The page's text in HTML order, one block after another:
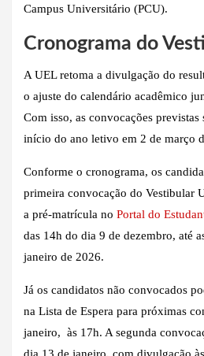
Campus Universitário (PCU).
Cronograma do
A UEL retoma a divulgação do
o ajuste do calendário acadêmico
Com isso, as convocações
início do ano letivo em 2 de março
Conforme o cronograma, os
primeira convocação do Vestibular
a pré-matrícula no Portal do
das 14h do dia 9 de dezembro, até
janeiro de 2026.
Já os candidatos não convocados
na Lista de Espera para próximas
janeiro, às 17h. A segunda
dia 13 de janeiro, com divulgação